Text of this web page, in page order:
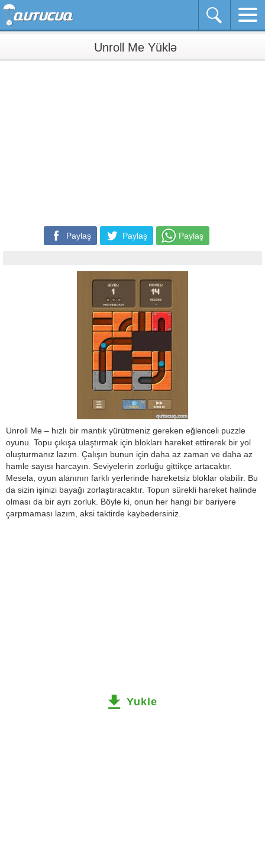
Unroll Me Yüklə
Paylaş Paylaş Paylaş
Unroll Me – hızlı bir mantık yürütmeniz gereken eğlenceli puzzle
oyunu. Topu çıkışa ulaştırmak için blokları hareket ettirerek bir yol
oluşturmanız lazım. Çalışın bunun için daha az zaman ve daha az
hamle sayısı harcayın. Seviyelerin zorluğu gittikçe artacaktır.
Mesela, oyun alanının farklı yerlerinde hareketsiz bloklar olabilir. Bu
da sizin işinizi bayağı zorlaştıracaktır. Topun sürekli hareket halinde
olması da bir ayrı zorluk. Böyle ki, onun her hangi bir bariyere
çarpmaması lazım, aksi taktirde kaybedersiniz.
Yukle